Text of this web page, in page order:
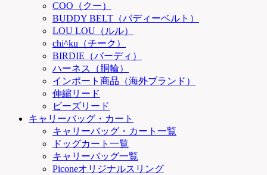
COO（クー）
BUDDY BELT（バディーベルト）
LOU LOU（ルル）
chi^ku（チーク）
BIRDIE（バーディ）
ハーネス（胴輪）
インポート商品（海外ブランド）
伸縮リード
ビーズリード
キャリーバッグ・カート
キャリーバッグ・カート一覧
ドッグカート一覧
キャリーバッグ一覧
Piconeオリジナルスリング